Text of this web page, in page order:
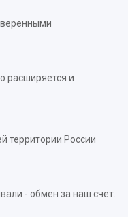
расширяется и
территории России
- обмен за наш счет.